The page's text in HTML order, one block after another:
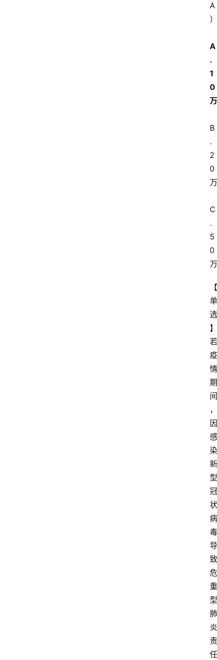
A
A
.
1
0
万
B
.
2
0
万
C
.
5
0
万
【
单
选
】
若
疫
情
期
间
，
因
感
染
新
型
冠
状
病
毒
导
致
危
重
型
肺
炎
责
任